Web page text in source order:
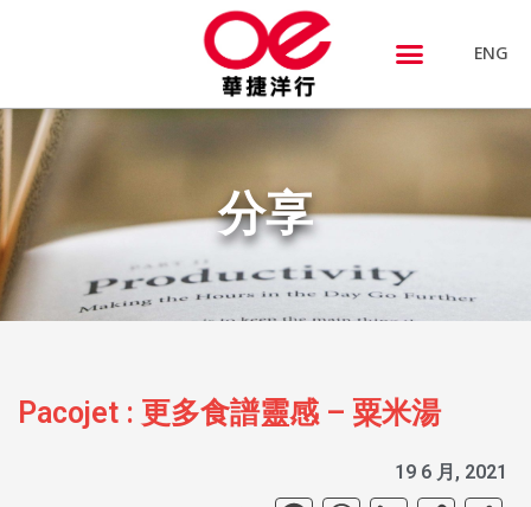
ENG
分享
Pacojet : 更多食譜靈感 – 粟米湯
19 6 月, 2021